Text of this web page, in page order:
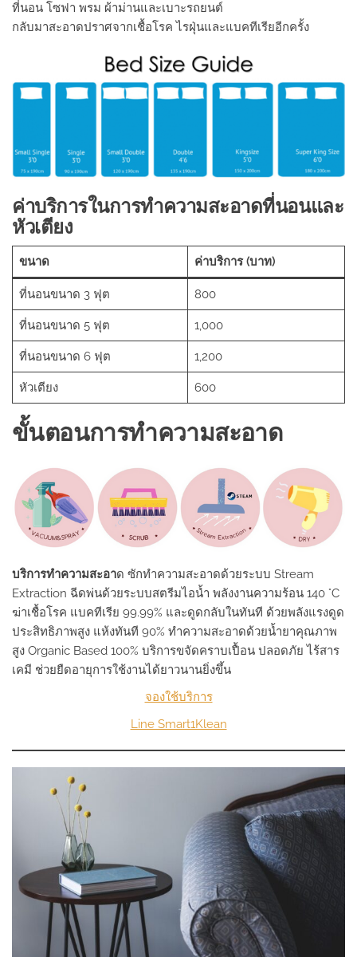
ที่นอน โซฟา พรม ผ้าม่านและเบาะรถยนต์
กลับมาสะอาดปราศจากเชื้อโรค ไรฝุ่นและแบคทีเรียอีกครั้ง
ค่าบริการในการทำความสะอาดที่นอนและ
หัวเตียง
ขนาด ค่าบริการ (บาท)
ที่นอนขนาด 3 ฟุต 800
ที่นอนขนาด 5 ฟุต 1,000
ที่นอนขนาด 6 ฟุต 1,200
หัวเตียง 600
ขั้นตอนการทำความสะอาด
บริการทำความสะอาด ซักทำความสะอาดด้วยระบบ Stream
Extraction ฉีดพ่นด้วยระบบสตรีมไอน้ำ พลังงานความร้อน 140 °C
ฆ่าเชื้อโรค แบคทีเรีย 99.99% และดูดกลับในทันที ด้วยพลังแรงดูด
ประสิทธิภาพสูง แห้งทันที 90% ทำความสะอาดด้วยน้ำยาคุณภาพ
สูง Organic Based 100% บริการขจัดคราบเปื้อน ปลอดภัย ไร้สาร
เคมี ช่วยยืดอายุการใช้งานได้ยาวนานยิ่งขึ้น
จองใช้บริการ
Line Smart1Klean